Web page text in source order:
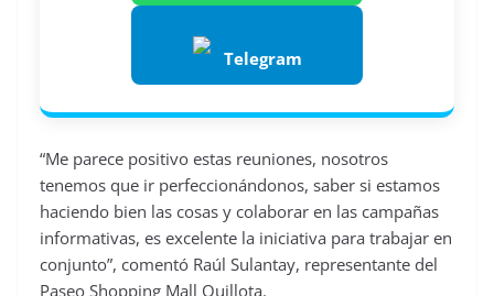
Telegram
“Me parece positivo estas reuniones, nosotros
tenemos que ir perfeccionándonos, saber si estamos
haciendo bien las cosas y colaborar en las campañas
informativas, es excelente la iniciativa para trabajar en
conjunto”, comentó Raúl Sulantay, representante del
Paseo Shopping Mall Quillota.